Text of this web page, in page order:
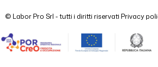
© Labor Pro Srl - tutti i diritti riservati Privacy